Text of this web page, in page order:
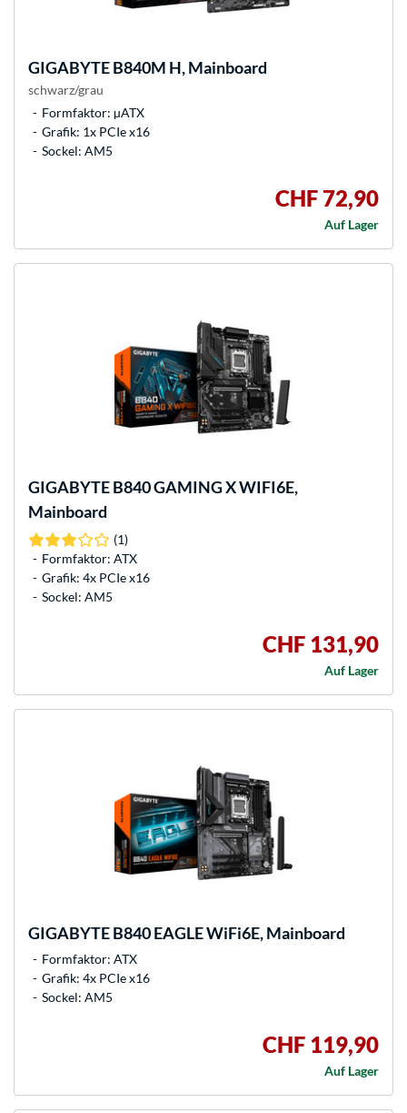
GIGABYTEB840M H, Mainboard
schwarz/grau
Formfaktor: µATX
Grafik: 1x PCIe x16
Sockel: AM5
CHF 72,90
Auf Lager
GIGABYTEB840 GAMING X WIFI6E,
Mainboard
(1)
Formfaktor: ATX
Grafik: 4x PCIe x16
Sockel: AM5
CHF 131,90
Auf Lager
GIGABYTEB840 EAGLE WiFi6E, Mainboard
Formfaktor: ATX
Grafik: 4x PCIe x16
Sockel: AM5
CHF 119,90
Auf Lager